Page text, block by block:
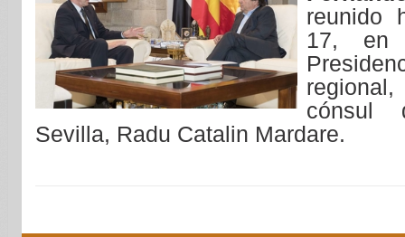
reunido
17,
cónsul
Sevilla, Radu Catalin Mardare.